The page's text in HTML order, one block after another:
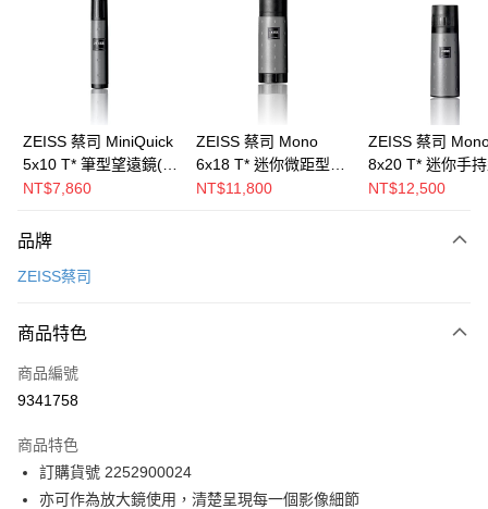
郵寄到府(台灣本島適用)
每筆NT$100，滿NT$2,000(含以上)免運費
每筆NT$180，滿NT$2,000(含以上)免運費
ZEISS 蔡司 MiniQuick
5x10 T* 筆型望遠鏡(台
灣總代理公司貨)
NT$7,860
ZEISS 蔡司 Mono
6x18 T* 迷你微距型單
筒望遠鏡(台灣總代理
NT$11,800
ZEISS 蔡司
8x20 T* 迷你手
筒望遠鏡(台灣總
NT$12,500
品牌
ZEISS蔡司
商品特色
商品編號
9341758
商品特色
訂購貨號 2252900024
亦可作為放大鏡使用，清楚呈現每一個影像細節